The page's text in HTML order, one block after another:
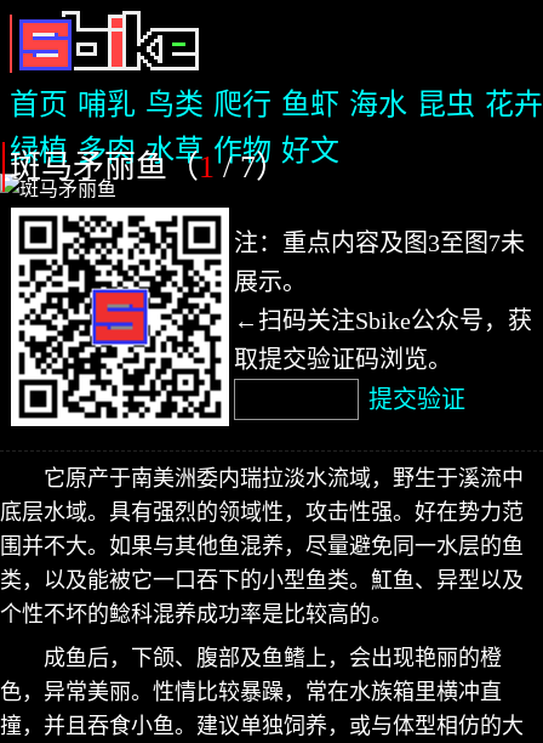
首页 哺乳 鸟类 爬行 鱼虾 海水 昆虫 花卉
绿植 多肉 水草 作物 好文
斑马矛丽鱼（1/ 7）
注：重点内容及图3至图7未
展示。
←扫码关注Sbike公众号，获
取提交验证码浏览。
提交验证
它原产于南美洲委内瑞拉淡水流域，野生于溪流中
底层水域。具有强烈的领域性，攻击性强。好在势力范
围并不大。如果与其他鱼混养，尽量避免同一水层的鱼
类，以及能被它一口吞下的小型鱼类。魟鱼、异型以及
个性不坏的鲶科混养成功率是比较高的。
成鱼后，下颌、腹部及鱼鳍上，会出现艳丽的橙
色，异常美丽。性情比较暴躁，常在水族箱里横冲直
撞，并且吞食小鱼。建议单独饲养，或与体型相仿的大